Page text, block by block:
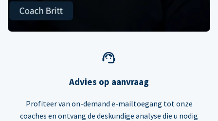
Advies op aanvraag
Profiteer van on-demand e-mailtoegang tot onze
coaches en ontvang de deskundige analyse die u nodig